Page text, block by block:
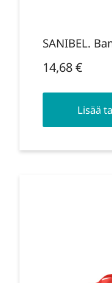
SANIBEL.
14,68€
Lisää